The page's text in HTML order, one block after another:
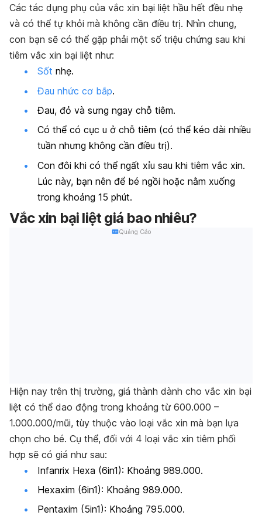
Các tác dụng phụ của vắc xin bại liệt hầu hết đều nhẹ
và có thể tự khỏi mà không cần điều trị. Nhìn chung,
con bạn sẽ có thể gặp phải một số triệu chứng sau khi
tiêm vắc xin bại liệt như:
Sốt nhẹ.
Đau nhức cơ bắp.
Đau, đỏ và sưng ngay chỗ tiêm.
Có thể có cục u ở chỗ tiêm (có thể kéo dài nhiều
tuần nhưng không cần điều trị).
Con đôi khi có thể ngất xỉu sau khi tiêm vắc xin.
Lúc này, bạn nên để bé ngồi hoặc nằm xuống
trong khoảng 15 phút.
Vắc xin bại liệt giá bao nhiêu?
Quảng Cáo
Hiện nay trên thị trường, giá thành dành cho vắc xin bại
liệt có thể dao động trong khoảng từ 600.000 –
1.000.000/mũi, tùy thuộc vào loại vắc xin mà bạn lựa
chọn cho bé. Cụ thể, đối với 4 loại vắc xin tiêm phối
hợp sẽ có giá như sau:
Infanrix Hexa (6in1): Khoảng 989.000.
Hexaxim (6in1): Khoảng 989.000.
Pentaxim (5in1): Khoảng 795.000.